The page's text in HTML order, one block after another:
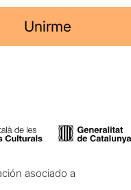
Unirme
asociado a